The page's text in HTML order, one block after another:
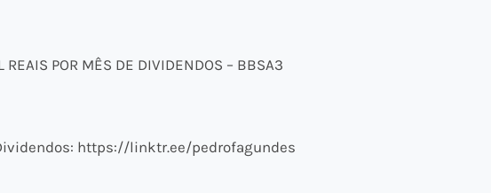
POR MÊS DE DIVIDENDOS – BBSA3
Dividendos: https://linktr.ee/pedrofagundes